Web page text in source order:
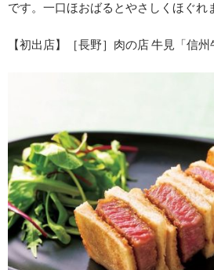
です。一口ほおばるとやさしくほぐれ
【初出店】［長野］肉の店 牛見「信州